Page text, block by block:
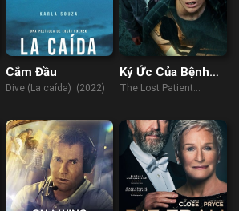
Cắm Đầu
Dive (La caída) (2022)
Ký Ức Của Bệnh
Nhân
The Lost Patient